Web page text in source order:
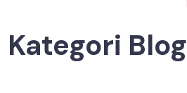
Kategori Blog